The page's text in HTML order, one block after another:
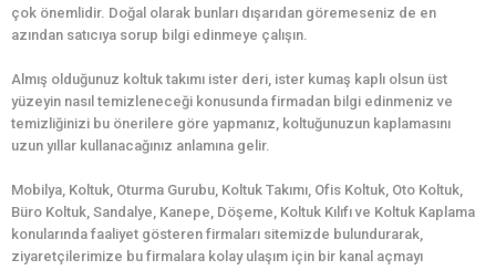
çok önemlidir. Doğal olarak bunları dışarıdan göremeseniz de en
azından satıcıya sorup bilgi edinmeye çalışın.
Almış olduğunuz koltuk takımı ister deri, ister kumaş kaplı olsun üst
yüzeyin nasıl temizleneceği konusunda firmadan bilgi edinmeniz ve
temizliğinizi bu önerilere göre yapmanız, koltuğunuzun kaplamasını
uzun yıllar kullanacağınız anlamına gelir.
Mobilya, Koltuk, Oturma Gurubu, Koltuk Takımı, Ofis Koltuk, Oto Koltuk,
Büro Koltuk, Sandalye, Kanepe, Döşeme, Koltuk Kılıfı ve Koltuk Kaplama
konularında faaliyet gösteren firmaları sitemizde bulundurarak,
ziyaretçilerimize bu firmalara kolay ulaşım için bir kanal açmayı